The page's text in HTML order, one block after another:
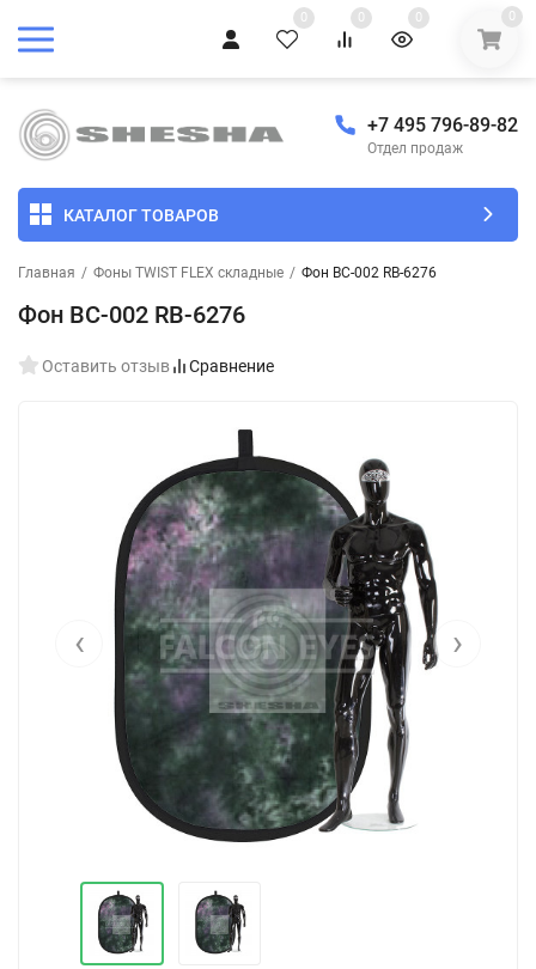
0 0 0 0
+7 495 796-89-82
Отдел продаж
КАТАЛОГ ТОВАРОВ
Главная / Фоны TWIST FLEX складные / Фон BC-002 RB-6276
Фон BC-002 RB-6276
Оставить отзыв Сравнение
‹ ›